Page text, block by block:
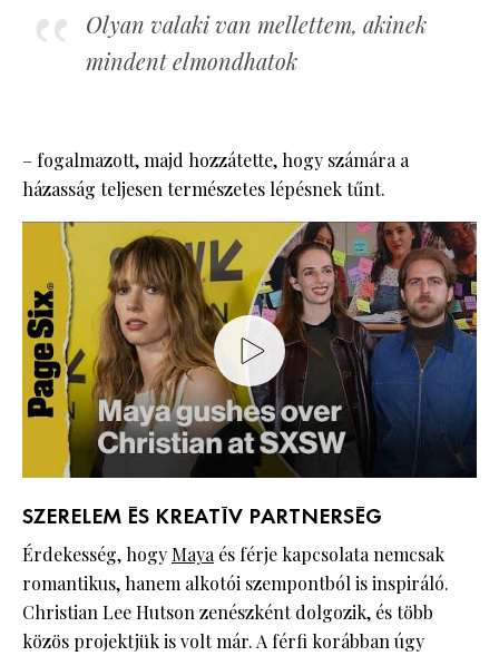
Olyan valaki van mellettem, akinek
mindent elmondhatok
– fogalmazott, majd hozzátette, hogy számára a
házasság teljesen természetes lépésnek tűnt.
SZERELEM ÉS KREATÍV PARTNERSÉG
Érdekesség, hogy Maya és férje kapcsolata nemcsak
romantikus, hanem alkotói szempontból is inspiráló.
Christian Lee Hutson zenészként dolgozik, és több
közös projektjük is volt már. A férfi korábban úgy